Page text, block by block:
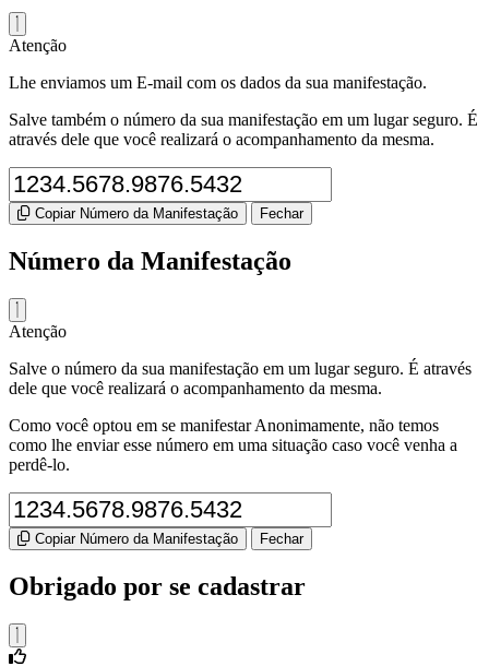
Atenção
Lhe enviamos um E-mail com os dados da sua manifestação.
Salve também o número da sua manifestação em um lugar seguro. É
através dele que você realizará o acompanhamento da mesma.
Copiar Número da Manifestação Fechar
Número da Manifestação
Atenção
Salve o número da sua manifestação em um lugar seguro. É através
dele que você realizará o acompanhamento da mesma.
Como você optou em se manifestar Anonimamente, não temos
como lhe enviar esse número em uma situação caso você venha a
perdê-lo.
Copiar Número da Manifestação Fechar
Obrigado por se cadastrar